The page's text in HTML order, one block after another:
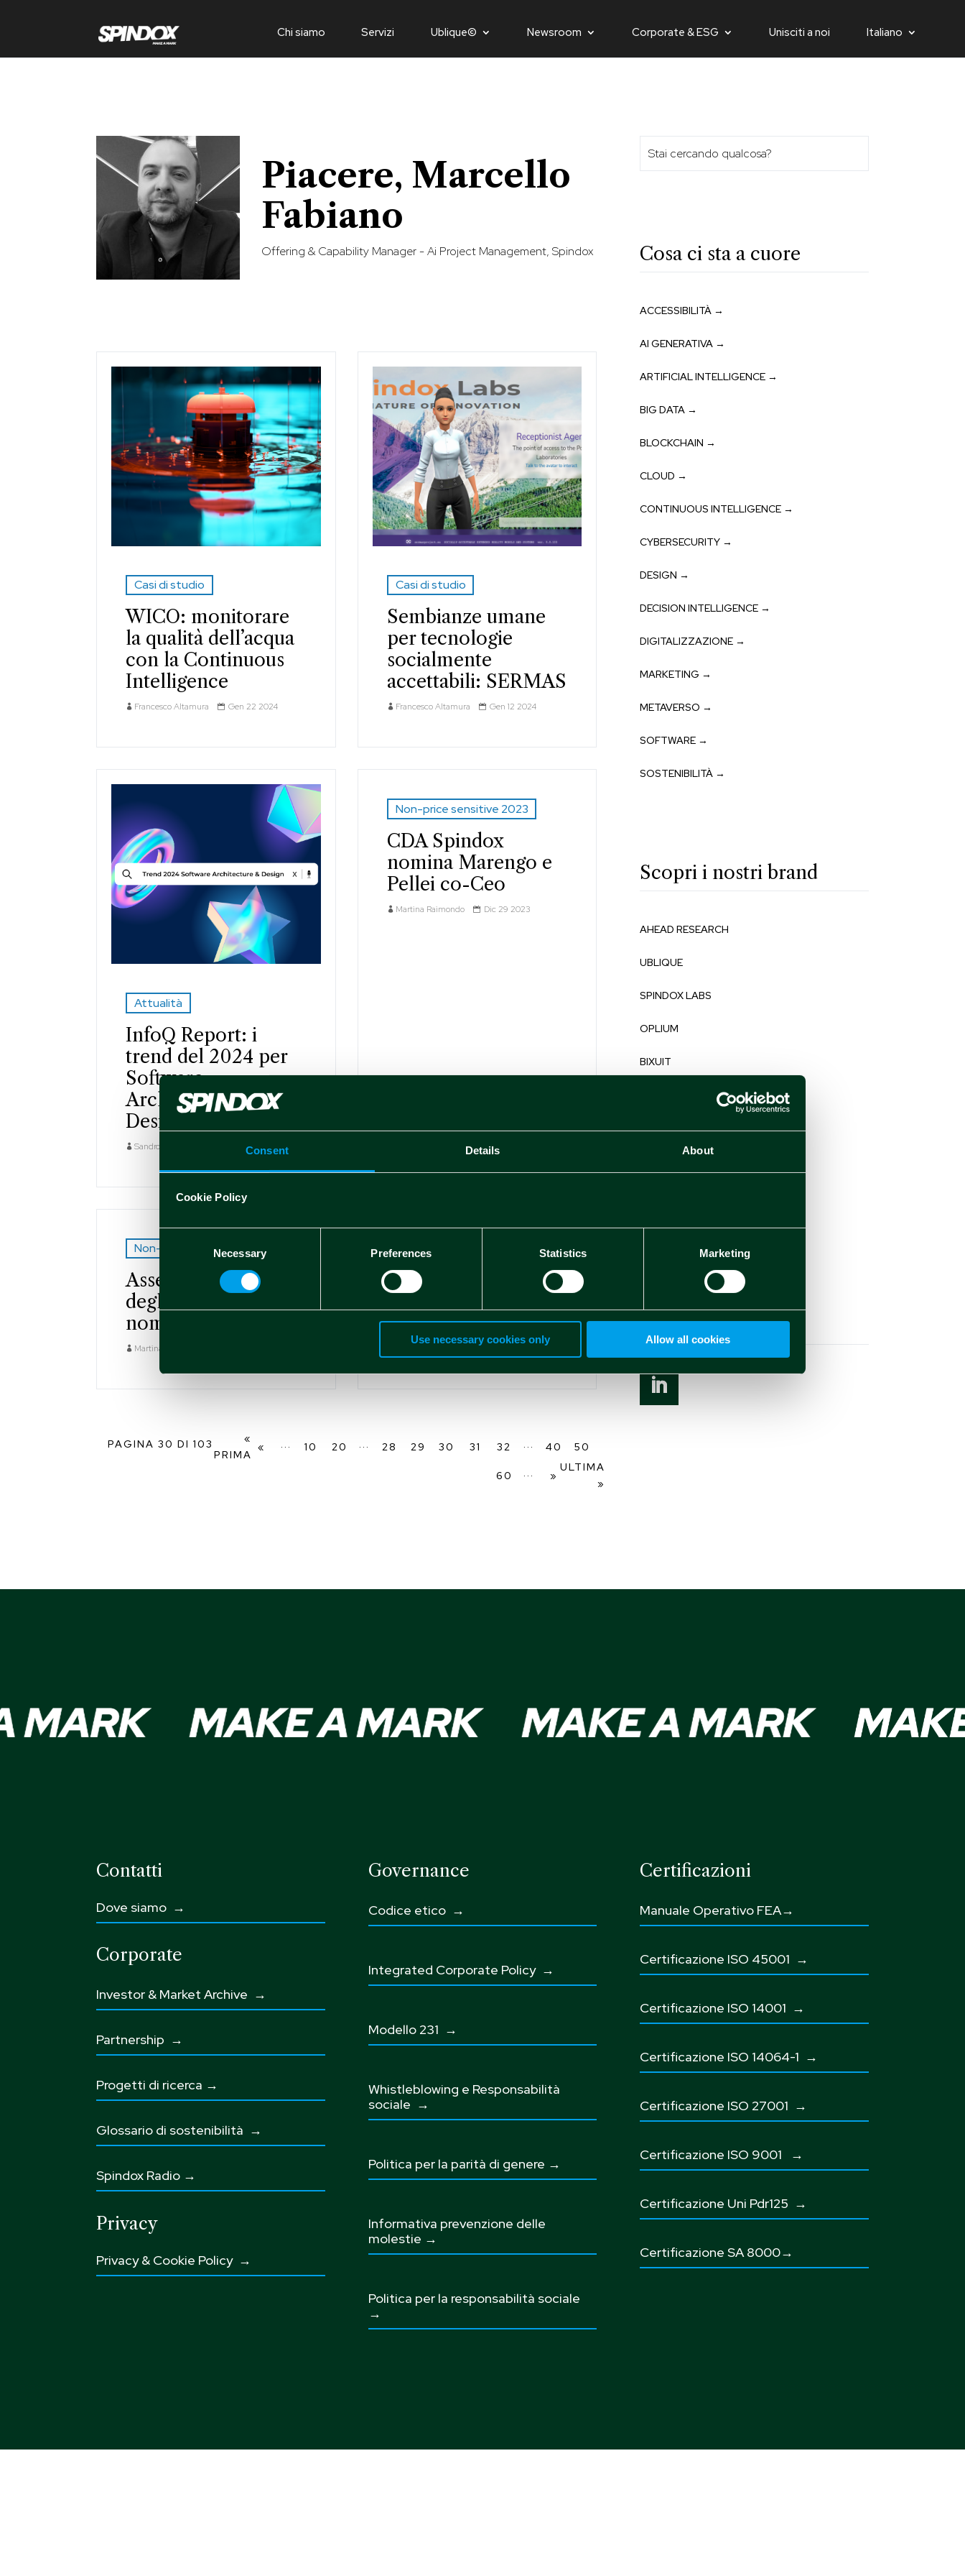
Consent Details About
Cookie Policy
Consent
Selection
Necessary Preferences Statistics Marketing
Use necessary cookies only Allow all cookies
Chi siamo Servizi Ublique© Newsroom Corporate & ESG Unisciti a noi Italiano
Piacere, Marcello
Fabiano
Offering & Capability Manager - Ai Project Management, Spindox
Casi di studio
WICO: monitorare
la qualità dell’acqua
con la Continuous
Intelligence
Francesco Altamura Gen 22 2024
Casi di studio
Sembianze umane
per tecnologie
socialmente
accettabili: SERMAS
Francesco Altamura Gen 12 2024
Attualità
InfoQ Report: i
trend del 2024 per
Software
Architecture &
Design
Sandro Pinna Gen 11 2024
Non-price sensitive 2023
CDA Spindox
nomina Marengo e
Pellei co-Ceo
Martina Raimondo Dic 29 2023
Non-price sensitive 2023
Assemblea ordinaria
degli Azionisti:
nomina CDA
Martina Raimondo
Non-price sensitive 2023
Depositate le liste
CDA di Spindox Spa
PAGINA 30 DI 103
«
PRIMA
« ... 10 20 ... 28 29 30 31 32 ... 40 50
60 ... »
ULTIMA
»
Cosa ci sta a cuore
ACCESSIBILITÀ →
AI GENERATIVA →
ARTIFICIAL INTELLIGENCE →
BIG DATA →
BLOCKCHAIN →
CLOUD →
CONTINUOUS INTELLIGENCE →
CYBERSECURITY →
DESIGN →
DECISION INTELLIGENCE →
DIGITALIZZAZIONE →
MARKETING →
METAVERSO →
SOFTWARE →
SOSTENIBILITÀ →
Scopri i nostri brand
AHEAD RESEARCH
UBLIQUE
SPINDOX LABS
OPLIUM
BIXUIT
STACKHOUSE
ULTRA
Social
Contatti
Dove siamo →
Corporate
Investor & Market Archive →
Partnership →
Progetti di ricerca →
Glossario di sostenibilità →
Spindox Radio →
Privacy
Privacy & Cookie Policy →
Governance
Codice etico →
Integrated Corporate Policy →
Modello 231 →
Whistleblowing e Responsabilità
sociale →
Politica per la parità di genere →
Informativa prevenzione delle
molestie →
Politica per la responsabilità sociale
→
Certificazioni
Manuale Operativo FEA→
Certificazione ISO 45001 →
Certificazione ISO 14001 →
Certificazione ISO 14064-1 →
Certificazione ISO 27001 →
Certificazione ISO 9001 →
Certificazione Uni Pdr125 →
Certificazione SA 8000→